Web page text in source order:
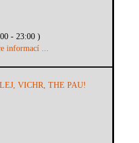
- 23:00 )
informací ...
VICHR, THE PAU!